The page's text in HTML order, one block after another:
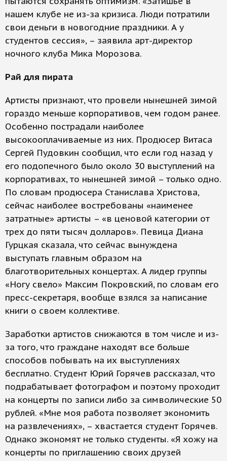
нашем клубе не из-за кризиса. Люди потратили
свои деньги в новогодние праздники. А у
студентов сессия», – заявила арт-директор
ночного клуба Мика Морозова.
Рай для пирата
Артисты признают, что провели нынешней зимой
гораздо меньше корпоративов, чем годом ранее.
Особенно пострадали наиболее
высокооплачиваемые из них. Продюсер Витаса
Сергей Пудовкин сообщил, что если год назад у
его подопечного было около 30 выступлений на
корпоративах, то нынешней зимой – только одно.
По словам продюсера Станислава Христова,
сейчас наиболее востребованы «наименее
затратные» артисты – «в ценовой категории от
трех до пяти тысяч долларов». Певица Диана
Гурцкая сказала, что сейчас вынуждена
выступать главным образом на
благотворительных концертах. А лидер группы
«Ногу свело» Максим Покровский, по словам его
пресс-секретаря, вообще взялся за написание
книги о своем коллективе.
Заработки артистов снижаются в том числе и из-
за того, что граждане находят все больше
способов побывать на их выступлениях
бесплатно. Студент Юрий Горячев рассказал, что
подрабатывает фотографом и поэтому проходит
на концерты по записи либо за символические 50
рублей. «Мне моя работа позволяет экономить
на развлечениях», – хвастается студент Горячев.
Однако экономят не только студенты. «Я хожу на
концерты по приглашению своих друзей